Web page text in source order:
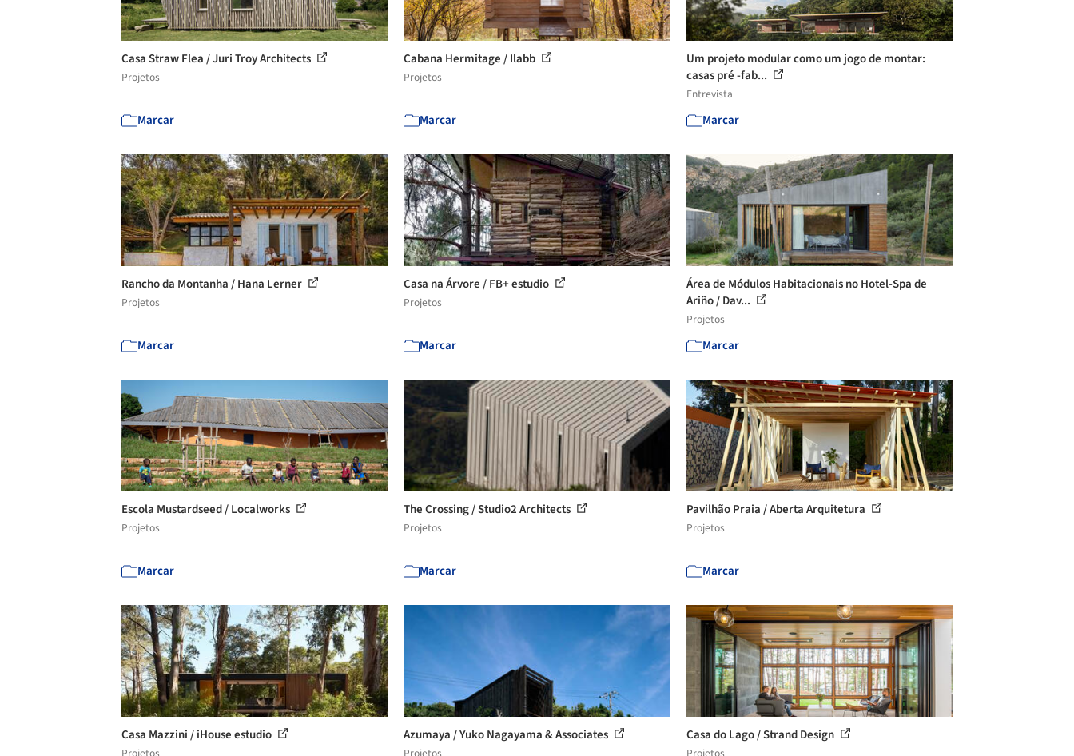
Casa Straw Flea / Juri Troy Architects
Projetos
Marcar
Cabana Hermitage / Ilabb
Projetos
Marcar
Um projeto modular como um jogo de montar:
casas pré -fab...
Entrevista
Marcar
Rancho da Montanha / Hana Lerner
Projetos
Marcar
Casa na Árvore / FB+ estudio
Projetos
Marcar
Área de Módulos Habitacionais no Hotel-Spa de
Ariño / Dav...
Projetos
Marcar
Escola Mustardseed / Localworks
Projetos
Marcar
The Crossing / Studio2 Architects
Projetos
Marcar
Pavilhão Praia / Aberta Arquitetura
Projetos
Marcar
Casa Mazzini / iHouse estudio Azumaya / Yuko Nagayama & Associates Casa do Lago / Strand Design